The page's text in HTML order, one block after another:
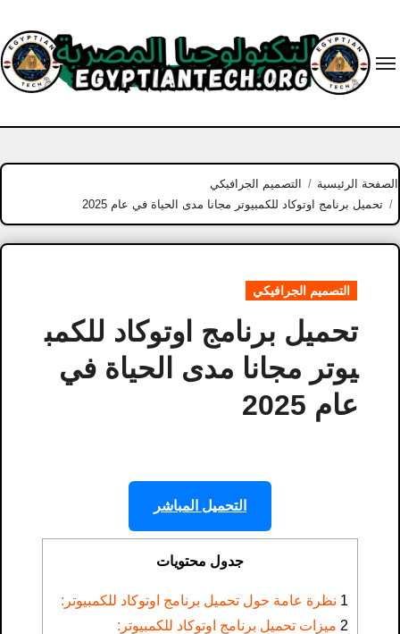
content
الصفحة الرئيسية
التصميم الجرافيكي
تحميل برنامج اوتوكاد للكمبيوتر مجانا مدى الحياة في عام 2025
التصميم الجرافيكي
تحميل برنامج اوتوكاد للكمب
يوتر مجانا مدى الحياة في
عام 2025
التحميل المباشر
جدول محتويات
1 نظرة عامة حول تحميل برنامج اوتوكاد للكمبيوتر:
2 ميزات تحميل برنامج اوتوكاد للكمبيوتر: